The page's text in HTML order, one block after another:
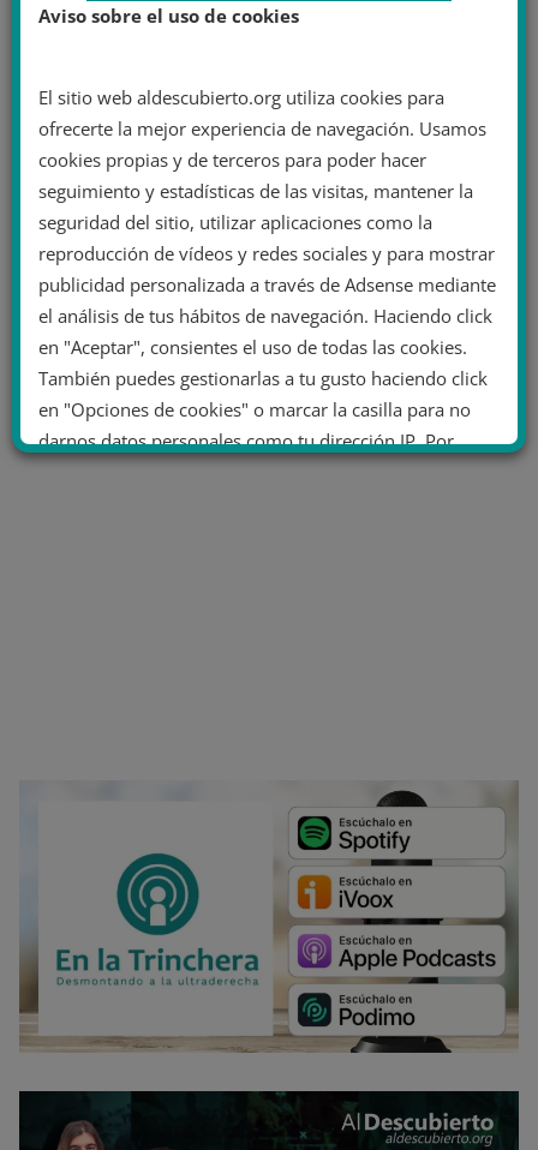
Aviso sobre el uso de cookies
El sitio web aldescubierto.org utiliza cookies para
ofrecerte la mejor experiencia de navegación. Usamos
cookies propias y de terceros para poder hacer
seguimiento y estadísticas de las visitas, mantener la
seguridad del sitio, utilizar aplicaciones como la
reproducción de vídeos y redes sociales y para mostrar
publicidad personalizada a través de Adsense mediante
el análisis de tus hábitos de navegación. Haciendo click
en "Aceptar", consientes el uso de todas las cookies.
También puedes gestionarlas a tu gusto haciendo click
en "Opciones de cookies" o marcar la casilla para no
darnos datos personales como tu dirección IP. Por